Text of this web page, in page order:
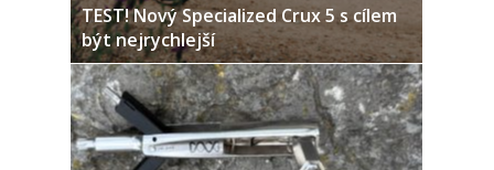
TEST! Nový Specialized Crux 5 s cílem
být nejrychlejší